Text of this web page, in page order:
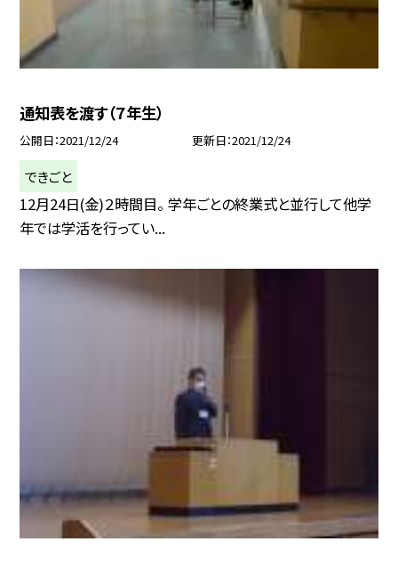
通知表を渡す（７年生）
公開日 2021/12/24 更新日 2021/12/24
できごと
12月24日(金)２時間目。 学年ごとの終業式と並行して他学
年では学活を行ってい...